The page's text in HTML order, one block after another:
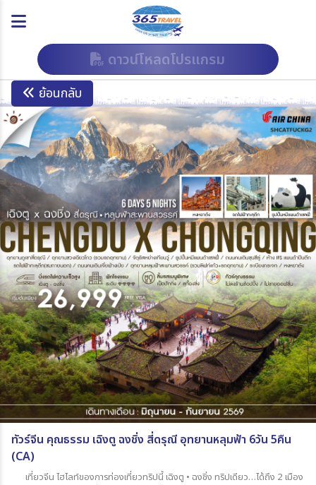
ดาวน์โหลดโปรแกรม
ย้อนกลับ
ทัวร์จีน คุณธรรม เฉิงตู ฉงชิ่ง สี่ดรุณี อุทยานหลุมฟ้า 6วัน 5คืน
(CA)
เที่ยวจีน ไฮไลท์ของการท่องเที่ยวทริปนี้ เฉิงตู • ฉงชิ่ง ทริปเดียว…ได้ถึง 2 เมือง